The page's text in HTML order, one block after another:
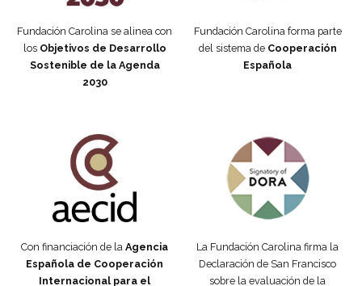
Fundación Carolina se alinea con
los Objetivos de Desarrollo
Sostenible de la Agenda
2030
Fundación Carolina forma parte
del sistema de Cooperación
Española
Con financiación de la Agencia
Española de Cooperación
Internacional para el
La Fundación Carolina firma la
Declaración de San Francisco
sobre la evaluación de la